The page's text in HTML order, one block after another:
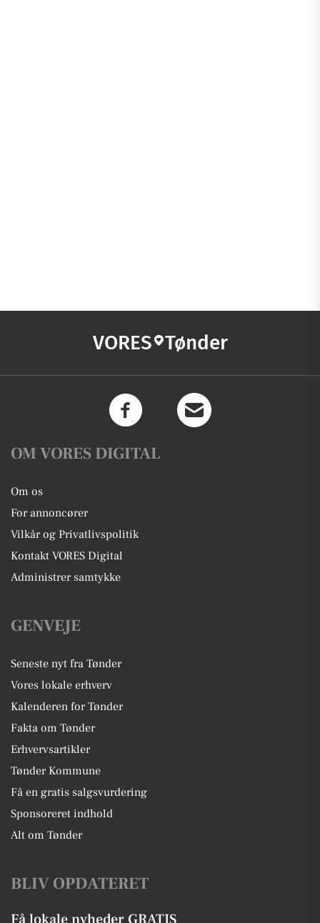
VORES Tønder
OM VORES DIGITAL
Om os
For annoncører
Vilkår og Privatlivspolitik
Kontakt VORES Digital
Administrer samtykke
GENVEJE
Seneste nyt fra Tønder
Vores lokale erhverv
Kalenderen for Tønder
Fakta om Tønder
Erhvervsartikler
Tønder Kommune
Få en gratis salgsvurdering
Sponsoreret indhold
Alt om Tønder
BLIV OPDATERET